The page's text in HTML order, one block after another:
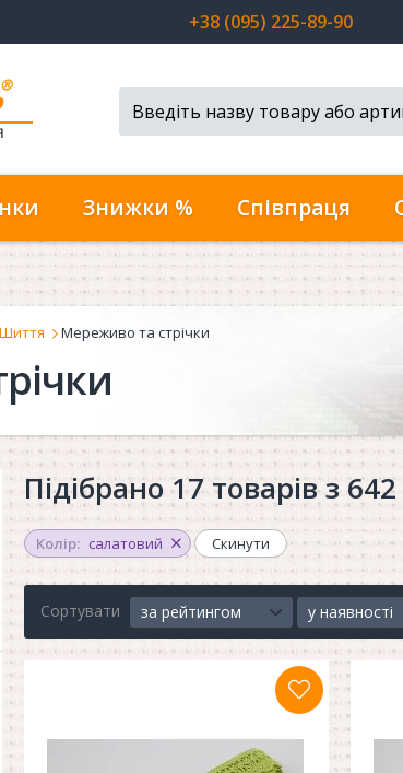
+38 (095) 225-89-90
Знижки % Співпраця
Мереживо та стрічки
Підібрано 17 товарів з 642
Колір: салатовий Скинути
Сортувати за рейтингом у наявності